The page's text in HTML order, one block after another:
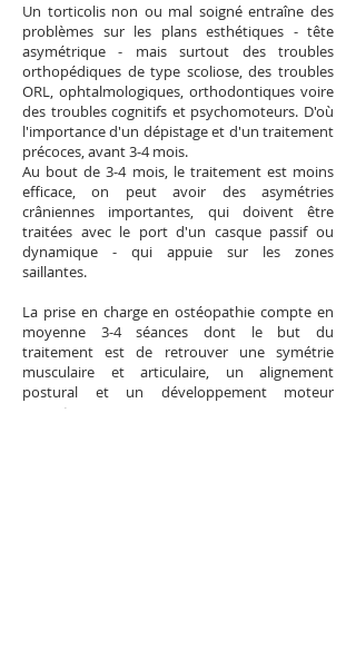
Un torticolis non ou mal soigné entraîne des
problèmes sur les plans esthétiques - tête
asymétrique - mais surtout des troubles
orthopédiques de type scoliose, des troubles
ORL, ophtalmologiques, orthodontiques voire
des troubles cognitifs et psychomoteurs. D'où
l'importance d'un dépistage et d'un traitement
précoces, avant 3-4 mois.
Au bout de 3-4 mois, le traitement est moins
efficace, on peut avoir des asymétries
crâniennes importantes, qui doivent être
traitées avec le port d'un casque passif ou
dynamique - qui appuie sur les zones
saillantes.
La prise en charge en ostéopathie compte en
moyenne 3-4 séances dont le but du
traitement est de retrouver une symétrie
musculaire et articulaire, un alignement
postural et un développement moteur
correct.